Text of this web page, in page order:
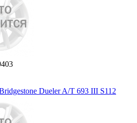
Dueler A/T 693 III S112